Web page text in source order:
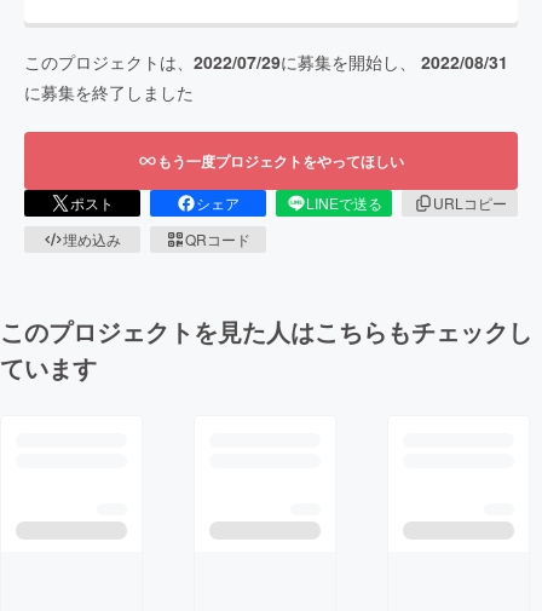
このプロジェクトは、 2022/07/29に募集を開始し、 2022/08/31
に募集を終了しました
もう一度プロジェクトをやってほしい
ポスト シェア LINEで送る
URLコピー
埋め込み
QRコード
このプロジェクトを見た人はこちらもチェックし
ています